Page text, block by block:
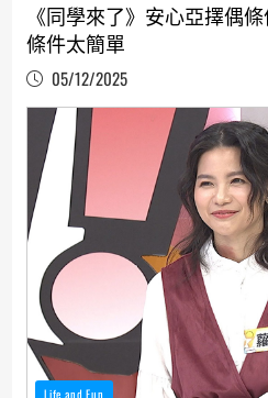
《同學來了》安心亞擇偶
條件太簡單
05/12/2025
Life and Fun